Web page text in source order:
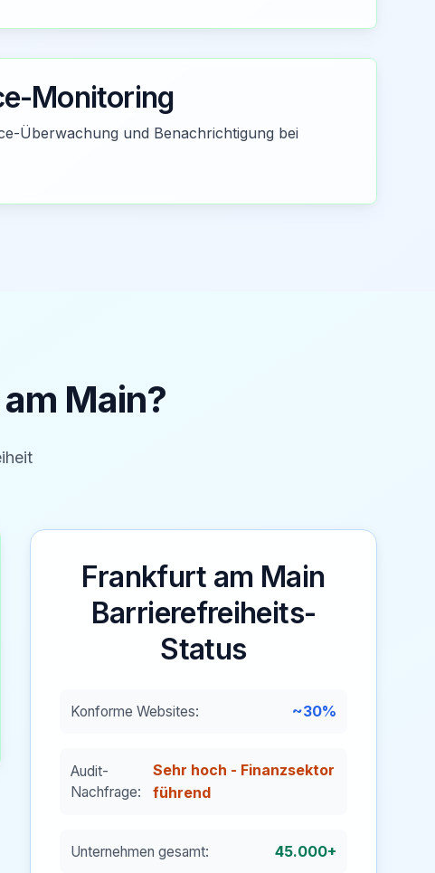
Monitoring
Überwachung und Benachrichtigung bei
Main?
Frankfurt am Main
Barrierefreiheits-
Status
Konforme Websites: ~30%
Audit-
Nachfrage:
Sehr hoch - Finanzsektor
führend
Unternehmen gesamt: 45.000+